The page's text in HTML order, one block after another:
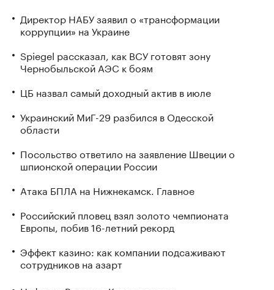
Директор НАБУ заявил о «трансформации
коррупции» на Украине
Spiegel рассказал, как ВСУ готовят зону
Чернобыльской АЭС к боям
ЦБ назвал самый доходный актив в июле
Украинский МиГ-29 разбился в Одесской
области
Посольство ответило на заявление Швеции о
шпионской операции России
Атака БПЛА на Нижнекамск. Главное
Российский пловец взял золото чемпионата
Европы, побив 16-летний рекорд
Эффект казино: как компании подсаживают
сотрудников на азарт